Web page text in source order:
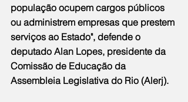
população ocupem cargos públicos
ou administrem empresas que prestem
serviços ao Estado", defende o
deputado Alan Lopes, presidente da
Comissão de Educação da
Assembleia Legislativa do Rio (Alerj).